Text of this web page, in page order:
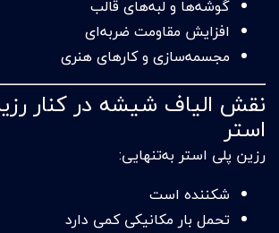
گوشه‌ها و لبه‌های قالب
افزایش مقاومت ضربه‌ای
مجسمه‌سازی و کارهای هنری
نقش الیاف شیشه در کنار
استر
رزین پلی استر به‌تنهایی:
شکننده است
تحمل بار مکانیکی کمی دارد